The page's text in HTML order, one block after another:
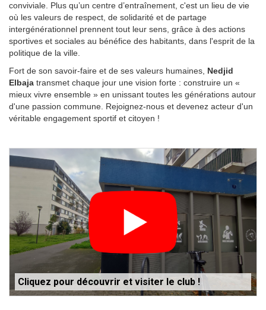
conviviale. Plus qu’un centre d’entraînement, c'est un lieu de vie
où les valeurs de respect, de solidarité et de partage
intergénérationnel prennent tout leur sens, grâce à des actions
sportives et sociales au bénéfice des habitants, dans l'esprit de la
politique de la ville.
Fort de son savoir-faire et de ses valeurs humaines, Nedjid
Elbaja transmet chaque jour une vision forte : construire un «
mieux vivre ensemble » en unissant toutes les générations autour
d'une passion commune. Rejoignez-nous et devenez acteur d'un
véritable engagement sportif et citoyen !
Cliquez pour découvrir et visiter le club !